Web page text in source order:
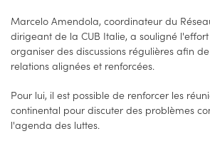
Marcelo Amendola, coordinateur du
dirigeant de la CUB Italie, a souligné
organiser des discussions régulières afin
relations alignées et renforcées.
Pour lui, il est possible de renforcer les
continental pour discuter des problèmes
l'agenda des luttes.